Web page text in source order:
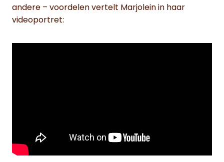
andere – voordelen vertelt Marjolein in haar
videoportret: